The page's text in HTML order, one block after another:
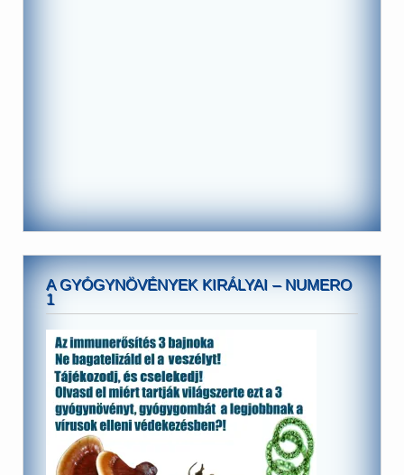
A GYÓGYNÖVÉNYEK KIRÁLYAI – NUMERO
1